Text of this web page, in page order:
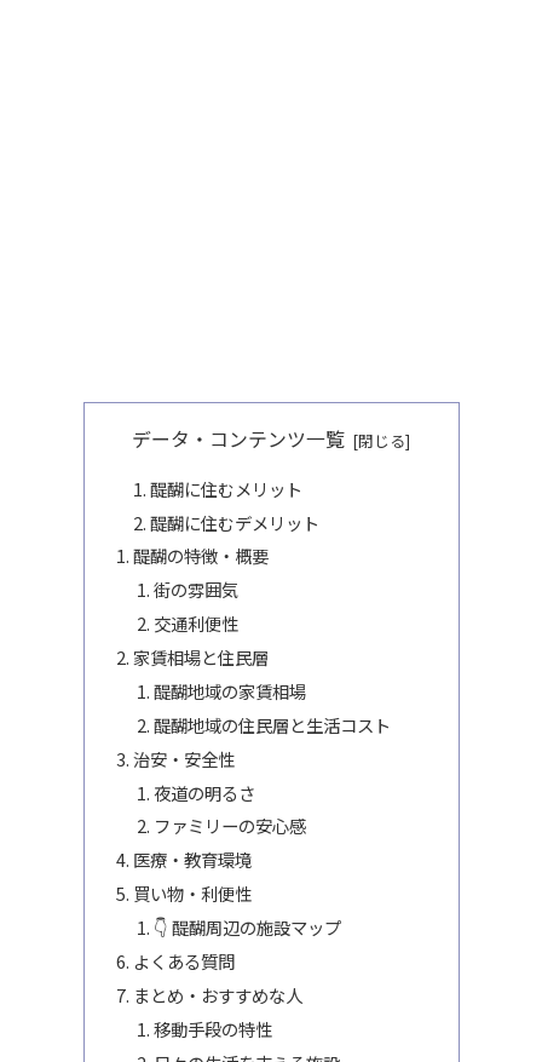
データ・コンテンツ一覧
醍醐に住むメリット
醍醐に住むデメリット
醍醐の特徴・概要
街の雰囲気
交通利便性
家賃相場と住民層
醍醐地域の家賃相場
醍醐地域の住民層と生活コスト
治安・安全性
夜道の明るさ
ファミリーの安心感
医療・教育環境
買い物・利便性
👇 醍醐周辺の施設マップ
よくある質問
まとめ・おすすめな人
移動手段の特性